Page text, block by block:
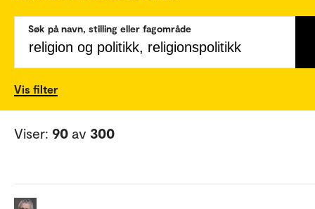
Søk på navn, stilling eller fagområde
Vis filter
Viser: 90 av 300